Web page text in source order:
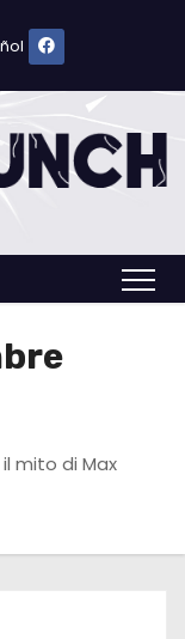
mito di Max